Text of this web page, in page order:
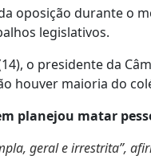
oposição durante o
legislativos.
o presidente da
houver maioria do
planejou matar
geral e irrestrita”,